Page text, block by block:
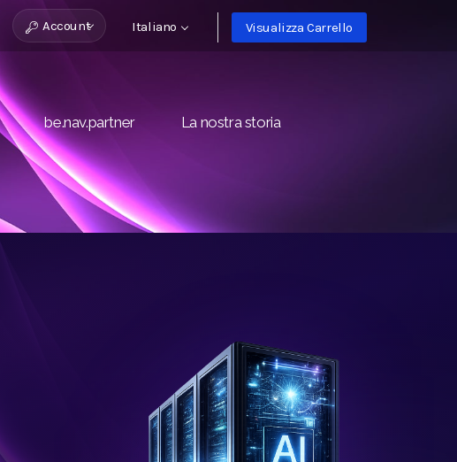
Account Italiano Visualizza Carrello
be.nav.partner La nostra storia